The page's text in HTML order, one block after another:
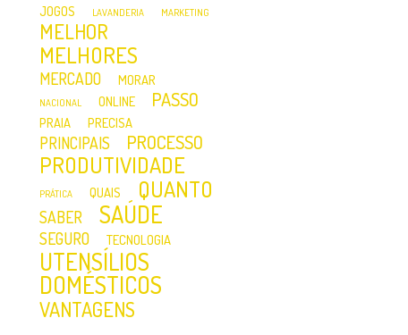
JOGOS
LAVANDERIA MARKETING
MELHOR
MELHORES
MERCADO MORAR
NACIONAL ONLINE PASSO
PRAIA PRECISA
PRINCIPAIS PROCESSO
PRODUTIVIDADE
PRÁTICA QUAIS QUANTO
SABER SAÚDE
SEGURO TECNOLOGIA
UTENSÍLIOS
DOMÉSTICOS
VANTAGENS